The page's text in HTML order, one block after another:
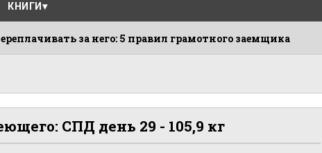
КНИГИ
за него: 5 правил грамотного заемщика
СПД день 29 - 105,9 кг